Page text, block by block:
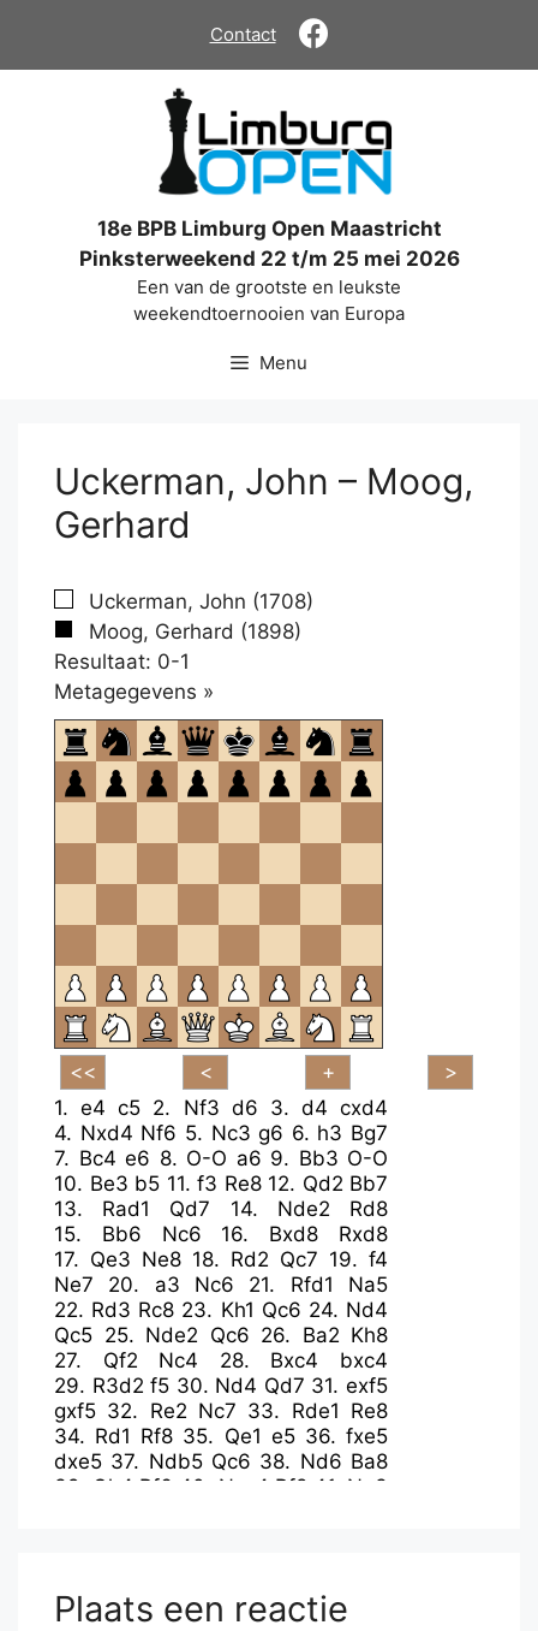
de
Contact
18e BPB Limburg Open Maastricht
Pinksterweekend 22 t/m 25 mei 2026
Een van de grootste en leukste
weekendtoernooien van Europa
Menu
Uckerman, John – Moog,
Gerhard
Uckerman, John (1708)
Moog, Gerhard (1898)
Resultaat: 0-1
Metagegevens »
om
te
openen.
1.e4 c5 2. Nf3 d6 3. d4 cxd4
4. Nxd4 Nf6 5. Nc3 g6 6. h3 Bg7
7. Bc4 e6 8. O-O a6 9. Bb3 O-O
10. Be3 b5 11. f3 Re8 12. Qd2 Bb7
13. Rad1 Qd7 14. Nde2
Rd8
15. Bb6 Nc6 16. Bxd8
Rxd8
17. Qe3 Ne8 18. Rd2 Qc7 19. f4
Ne7
20. a3 Nc6 21. Rfd1
Na5
22. Rd3 Rc8 23. Kh1 Qc6 24. Nd4
Qc5 25. Nde2 Qc6 26. Ba2 Kh8
27. Qf2 Nc4 28. Bxc4
bxc4
29. R3d2 f5 30. Nd4 Qd7 31.exf5
gxf5 32. Re2 Nc7 33. Rde1 Re8
34. Rd1 Rf8 35. Qe1 e5 36.fxe5
dxe5 37. Ndb5 Qc6 38. Nd6 Ba8
39.
Qh4 Rf6 40. Nxc4 Rf8 41. Ne3
51.Rxf7 Bxf7
Plaats een reactie